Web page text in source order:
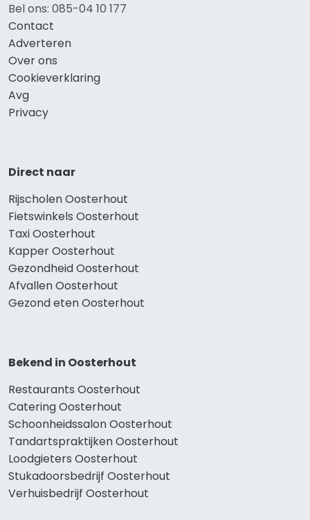
Bel ons: 085-04 10 177
Contact
Adverteren
Over ons
Cookieverklaring
Avg
Privacy
Direct naar
Rijscholen Oosterhout
Fietswinkels Oosterhout
Taxi Oosterhout
Kapper Oosterhout
Gezondheid Oosterhout
Afvallen Oosterhout
Gezond eten Oosterhout
Bekend in Oosterhout
Restaurants Oosterhout
Catering Oosterhout
Schoonheidssalon Oosterhout
Tandartspraktijken Oosterhout
Loodgieters Oosterhout
Stukadoorsbedrijf Oosterhout
Verhuisbedrijf Oosterhout